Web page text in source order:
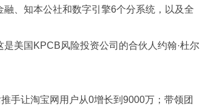
、知本公社和数字引擎6个分系统，以及全
美国KPCB风险投资公司的合伙人约翰·杜尔
手让淘宝网用户从0增长到9000万；带领团